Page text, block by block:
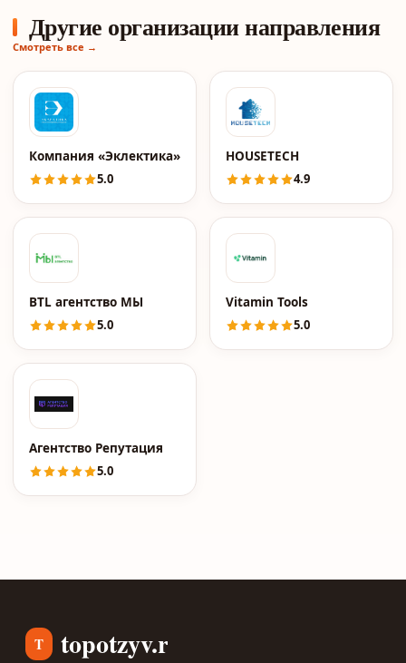
Другие организации направления
Смотреть все →
Компания «Эклектика»
5.0
HOUSETECH
4.9
BTL агентство МЫ
5.0
Vitamin Tools
5.0
Агентство Репутация
5.0
T topotzyv.ru